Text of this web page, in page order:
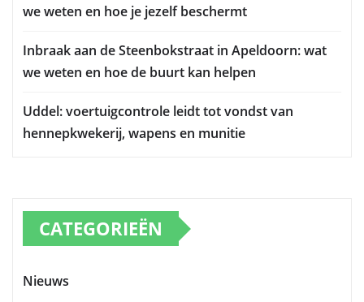
we weten en hoe je jezelf beschermt
Inbraak aan de Steenbokstraat in Apeldoorn: wat
we weten en hoe de buurt kan helpen
Uddel: voertuigcontrole leidt tot vondst van
hennepkwekerij, wapens en munitie
CATEGORIEËN
Nieuws